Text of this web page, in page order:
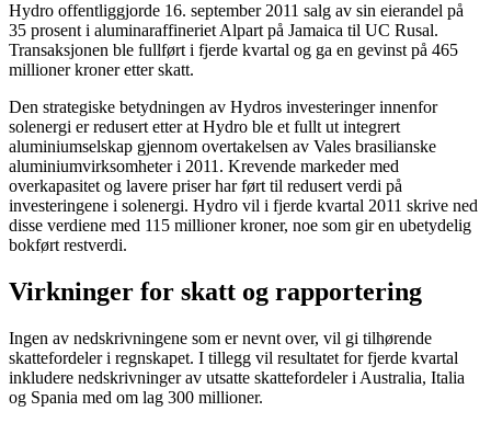
Hydro offentliggjorde 16. september 2011 salg av sin eierandel på
35 prosent i aluminaraffineriet Alpart på Jamaica til UC Rusal.
Transaksjonen ble fullført i fjerde kvartal og ga en gevinst på 465
millioner kroner etter skatt.
Den strategiske betydningen av Hydros investeringer innenfor
solenergi er redusert etter at Hydro ble et fullt ut integrert
aluminiumselskap gjennom overtakelsen av Vales brasilianske
aluminiumvirksomheter i 2011. Krevende markeder med
overkapasitet og lavere priser har ført til redusert verdi på
investeringene i solenergi. Hydro vil i fjerde kvartal 2011 skrive ned
disse verdiene med 115 millioner kroner, noe som gir en ubetydelig
bokført restverdi.
Virkninger for skatt og rapportering
Ingen av nedskrivningene som er nevnt over, vil gi tilhørende
skattefordeler i regnskapet. I tillegg vil resultatet for fjerde kvartal
inkludere nedskrivninger av utsatte skattefordeler i Australia, Italia
og Spania med om lag 300 millioner.